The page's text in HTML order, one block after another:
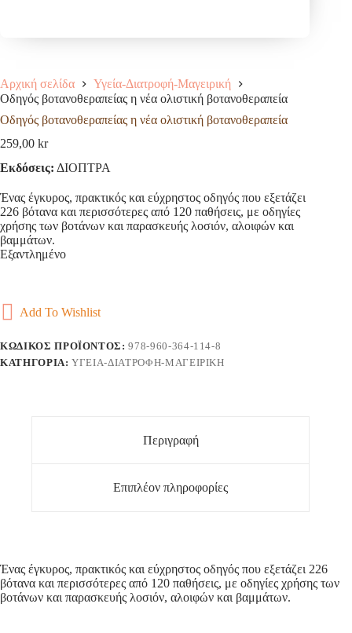
Αρχική σελίδα
Υγεία-Διατροφή-Μαγειρική
Οδηγός βοτανοθεραπείας η νέα ολιστική βοτανοθεραπεία
Οδηγός βοτανοθεραπείας η νέα ολιστική βοτανοθεραπεία
259,00 kr
Εκδόσεις: ΔΙΟΠΤΡΑ
Ένας έγκυρος, πρακτικός και εύχρηστος οδηγός που εξετάζει
226 βότανα και περισσότερες από 120 παθήσεις, με οδηγίες
χρήσης των βοτάνων και παρασκευής λοσιόν, αλοιφών και
βαμμάτων.
Εξαντλημένο
Add To Wishlist
ΚΩΔΙΚΌΣ ΠΡΟΪΌΝΤΟΣ:978-960-364-114-8
ΚΑΤΗΓΟΡΊΑ:ΥΓΕΊΑ-ΔΙΑΤΡΟΦΉ-ΜΑΓΕΙΡΙΚΉ
Περιγραφή
Επιπλέον πληροφορίες
Ένας έγκυρος, πρακτικός και εύχρηστος οδηγός που εξετάζει 226
βότανα και περισσότερες από 120 παθήσεις, με οδηγίες χρήσης των
βοτάνων και παρασκευής λοσιόν, αλοιφών και βαμμάτων.